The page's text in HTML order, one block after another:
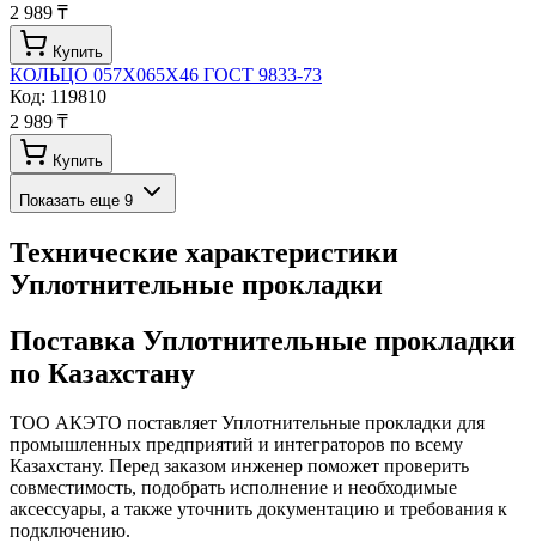
2 989 ₸
Купить
КОЛЬЦО 057Х065Х46 ГОСТ 9833-73
Код: 119810
2 989 ₸
Купить
Показать еще 9
Технические характеристики
Уплотнительные прокладки
Поставка Уплотнительные прокладки
по Казахстану
ТОО АКЭТО поставляет Уплотнительные прокладки для
промышленных предприятий и интеграторов по всему
Казахстану. Перед заказом инженер поможет проверить
совместимость, подобрать исполнение и необходимые
аксессуары, а также уточнить документацию и требования к
подключению.